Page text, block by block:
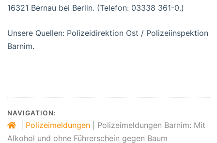
16321 Bernau bei Berlin. (Telefon: 03338 361-0.)
Unsere Quellen: Polizeidirektion Ost / Polizeiinspektion
Barnim.
NAVIGATION:
Polizeimeldungen
Polizeimeldungen Barnim: Mit
Alkohol und ohne Führerschein gegen Baum